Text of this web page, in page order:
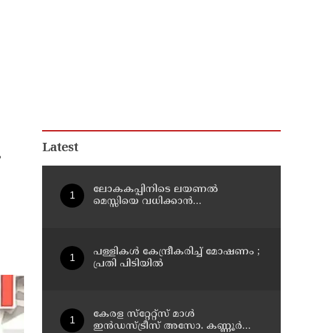
Latest
ലോകകപ്പിനിടെ ലയണല്‍
മെസ്സിയെ വധിക്കാൻ
പള്ളികള്‍ കേന്ദ്രീകരിച്ച് മോഷണം ;
പ്രതി പിടിയില്‍
കേരള സ്‌റ്റേറ്റ്സ് മാൾ
ഇൻഡസ്ട്രീസ് അസോ. കണ്ണൂർ